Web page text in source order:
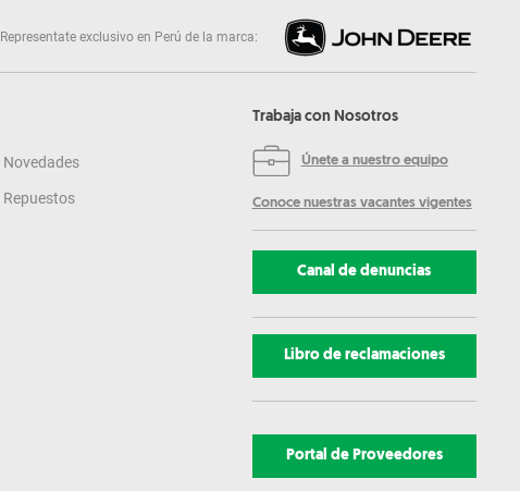
Representate exclusivo en Perú de la marca:
Novedades
Repuestos
Trabaja con Nosotros
Únete a nuestro equipo
Conoce nuestras vacantes vigentes
Canal de denuncias
Libro de reclamaciones
Portal de Proveedores